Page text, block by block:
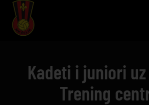
Kadeti i juniori uz
Trening